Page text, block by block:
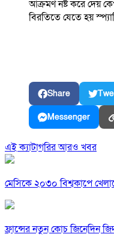
আক্রমণ নষ্ট করে দেয়
বিরতিতে যেতে হয়
Share
Messenger
এই ক্যাটাগরির আরও খবর
মেসিকে ২০৩০ বিশ্বকাপে
ফ্রান্সের নতুন কোচ জিনেদিন